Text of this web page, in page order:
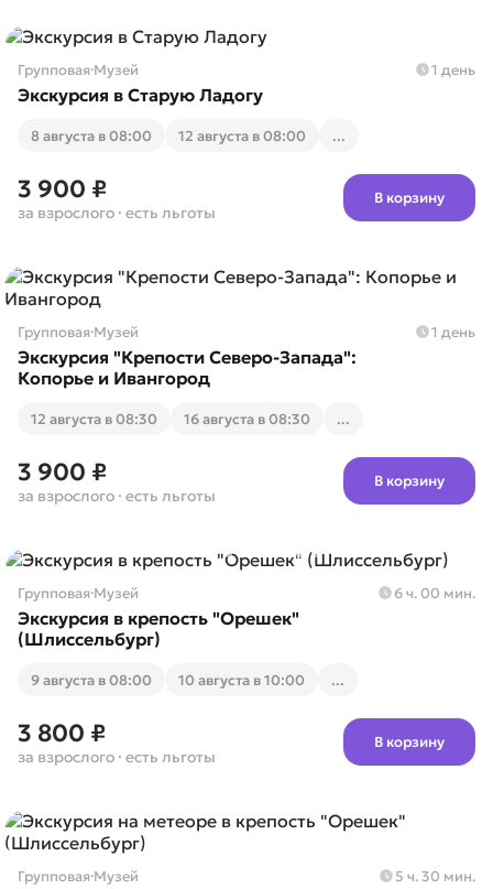
Групповая·Музей 1 день
Экскурсия в Старую Ладогу
8 августа в 08:00 12 августа в 08:00 ...
3 900 ₽
за взрослого · есть льготы
В корзину
Групповая·Музей 1 день
Экскурсия "Крепости Северо-Запада":
Копорье и Ивангород
12 августа в 08:30 16 августа в 08:30 ...
3 900 ₽
за взрослого · есть льготы
В корзину
Групповая·Музей 6 ч. 00 мин.
Экскурсия в крепость "Орешек"
(Шлиссельбург)
9 августа в 08:00 10 августа в 10:00 ...
3 800 ₽
за взрослого · есть льготы
В корзину
Групповая·Музей 5 ч. 30 мин.